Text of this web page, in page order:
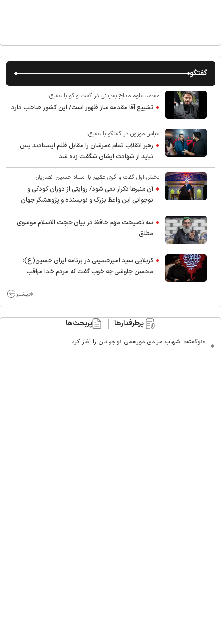
گفتگو
محمد غلوم مداح بحرینی در گفت و گو با عقیق:
تشییع آقا مقدمه ساز ظهور است/ این کشور صاحب دارد
عباس موزون در گفتگو با عقیق:
رهبر انقلاب تمام عمرشان را مقابل ظلم ایستادند پس
نباید از شهادت ایشان شگفت زده شد
بخش اول گفت و گوی عقیق با استاد حسین انصاریان:
آن منبرها تکرار نمی شود/ روایتی از دوران کودکی و
نوجوانی این واعظ بزرگ و نویسنده و پژوهشگر جهان
اسلام
سه نصیحت مهم حافظ در بیان حجت الاسلام موسوی
مطلق
کربلایی سید امیر‌حسینی در برنامه ایران حسین(ع):
محسن چاوشی چه خوب گفت که مردم خدا مراقب
بیشتر
پرطرفدارها پربحث‌ها
«نوگفته»؛ شهاب مرادی دورهمی نوجوانان را آغاز کرد